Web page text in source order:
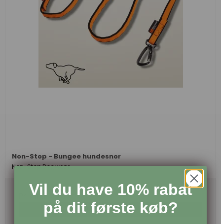
Non-Stop - Bungee hundesnor
Non-Stop Dogwear
Pris fra 419,00 DKK
Vis produkt
Vil du have 10% rabat
på dit første køb?